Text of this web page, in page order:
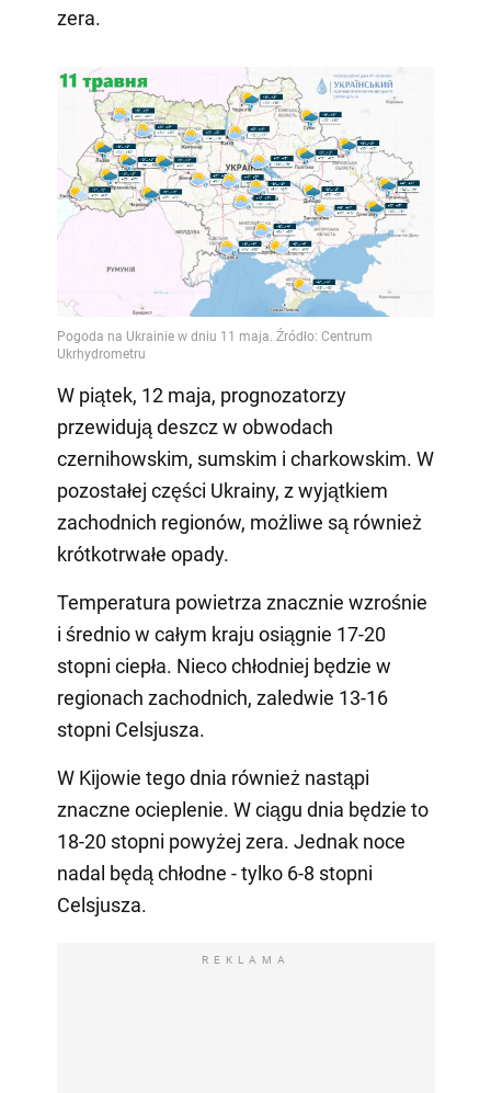
zera.
W piątek, 12 maja, prognozatorzy
przewidują deszcz w obwodach
czernihowskim, sumskim i charkowskim. W
pozostałej części Ukrainy, z wyjątkiem
zachodnich regionów, możliwe są również
krótkotrwałe opady.
Temperatura powietrza znacznie wzrośnie
i średnio w całym kraju osiągnie 17-20
stopni ciepła. Nieco chłodniej będzie w
regionach zachodnich, zaledwie 13-16
stopni Celsjusza.
W Kijowie tego dnia również nastąpi
znaczne ocieplenie. W ciągu dnia będzie to
18-20 stopni powyżej zera. Jednak noce
nadal będą chłodne - tylko 6-8 stopni
Celsjusza.
REKLAMA